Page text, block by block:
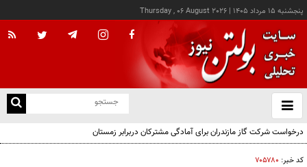
پنجشنبه ۱۵ مرداد ۱۴۰۵ |
Thursday , 06 August 2026
باز
و
کد خبر: ۷۰۵۷۸۰